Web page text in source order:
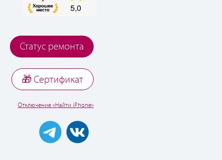
Статус ремонта
🎁 Cертификат
Отключение «Найти iPhone»